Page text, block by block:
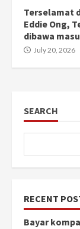
Terselamat
Eddie Ong,
dibawa
July 20, 2026
SEARCH
RECENT
Bayar